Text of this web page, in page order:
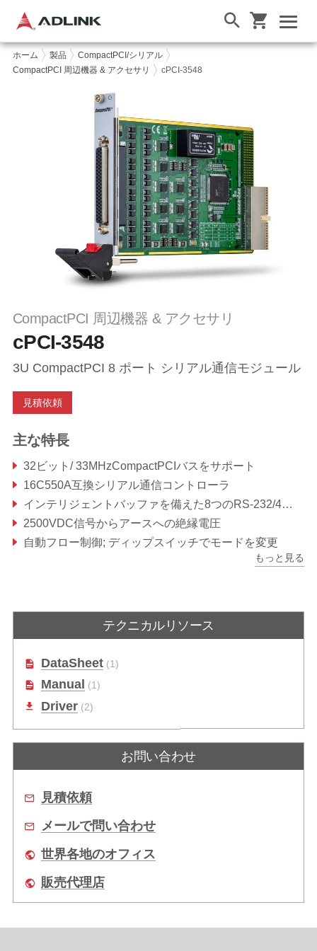
ホーム 製品
CompactPCI/シリアル
CompactPCI 周辺機器 & アクセサリ
cPCI-3548
CompactPCI 周辺機器 & アクセサリ
cPCI-3548
3U CompactPCI 8 ポート シリアル通信モジュール
見積依頼
主な特長
32ビット/ 33MHzCompactPCIバスをサポート
16C550A互換シリアル通信コントローラ
インテリジェントバッファを備えた8つのRS-232/422/485 非同期通信ポート
2500VDC信号からアースへの絶縁電圧
自動フロー制御; ディップスイッチでモードを変更
プラグアンドプレイ、PCI BIOSによって自動的に割り当てられたIRQおよびI/Oアドレス、共有IRQもっと見る
テクニカルリソース
DataSheet(1)
Manual (1)
Driver(2)
お問い合わせ
見積依頼
メールで問い合わせ
世界各地のオフィス
販売代理店